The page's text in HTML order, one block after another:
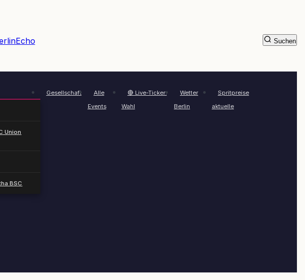
Union
BSC
Gesellschaft
Alle
Events
🔴 Live-Ticker:
Wahl
Wetter
Berlin
Spritpreise
aktuelle
Suchen